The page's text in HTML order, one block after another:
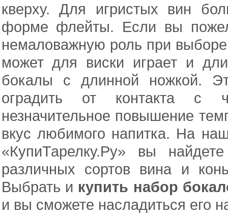
кверху. Для игристых вин
форме флейты. Если вы
немаловажную роль при
может для виски играет и
бокалы с длинной ножкой.
оградить от контакта с
незначительное повышение
вкус любимого напитка. На
«КупиТарелку.Ру» вы
различных сортов вина и
Выбрать и купить набор
и вы сможете насладиться его